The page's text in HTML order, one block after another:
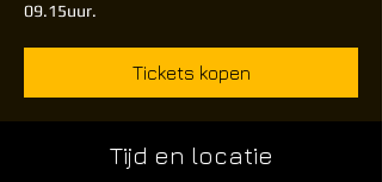
09.15uur.
Tickets kopen
Tijd en locatie